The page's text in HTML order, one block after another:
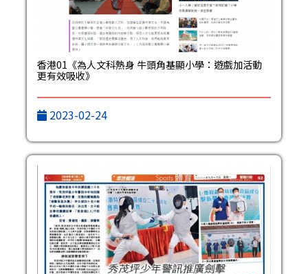
香港01《為人文科熱身‎ 牛頭角基顯小學：遊戲加活動
更有效吸收》
2023-02-24